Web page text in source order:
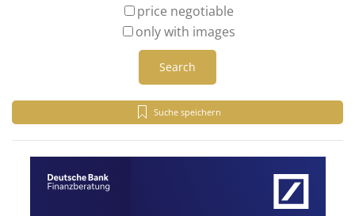
price negotiable
only with images
Search
Suche speichern